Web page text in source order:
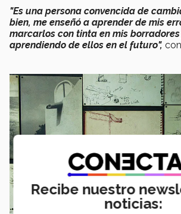
"Es una persona convencida de
bien, me enseñó a aprender de mis
marcarlos con tinta en mis
aprendiendo de ellos en el futuro",
Recibe nuestro
noticias: